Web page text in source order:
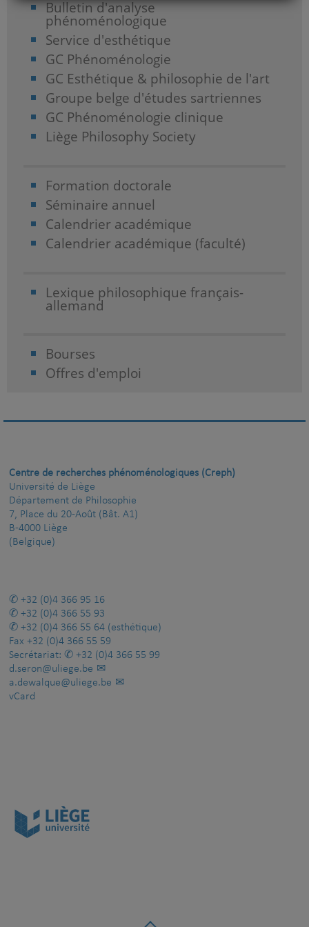
Bulletin d'analyse
phénoménologique
Service d'esthétique
GC Phénoménologie
GC Esthétique & philosophie de l'art
Groupe belge d'études sartriennes
GC Phénoménologie clinique
Liège Philosophy Society
Formation doctorale
Séminaire annuel
Calendrier académique
Calendrier académique (faculté)
Lexique philosophique français-
allemand
Bourses
Offres d'emploi
Centre de recherches phénoménologiques (Creph)
Université de Liège
Département de Philosophie
7, Place du 20-Août (Bât. A1)
B-4000 Liège
(Belgique)
+32 (0)4 366 95 16
+32 (0)4 366 55 93
+32 (0)4 366 55 64 (esthétique)
Fax +32 (0)4 366 55 59
Secrétariat:
+32 (0)4 366 55 99
d.seron@uliege.be
a.dewalque@uliege.be
vCard